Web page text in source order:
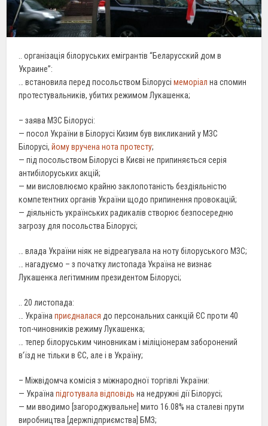
.. організація білоруських емігрантів “Беларусский дом в
Украине”:
… встановила перед посольством Білорусімеморіал на спомин
протестувальників, убитих режимом Лукашенка;
– заява МЗС Білорусі:
— посол України в Білорусі Кизим був викликаний у МЗС
Білорусі,йому вручена нота протесту;
— під посольством Білорусі в Києві не припиняється серія
антибілоруських акцій;
— ми висловлюємо крайню заклопотаність бездіяльністю
компетентних органів України щодо припинення провокацій;
— діяльність українських радикалів створює безпосередню
загрозу для посольства Білорусі;
… влада України ніяк не відреагувала на ноту білоруського МЗС;
… нагадуємо – з початку листопада Україна не визнає
Лукашенка легітимним президентом Білорусі;
.. 20 листопада:
… Українаприєдналася до персональних санкцій ЄС проти 40
топ-чиновників режиму Лукашенка;
… тепер білоруським чиновникам і міліціонерам заборонений
в’їзд не тільки в ЄС, але і в Україну;
– Міжвідомча комісія з міжнародної торгівлі України:
— Українапідготувала відповідь на недружні дії Білорусі;
— ми вводимо [загороджувальне] мито 16.08% на сталеві прути
виробництва [держпідприємства] БМЗ;